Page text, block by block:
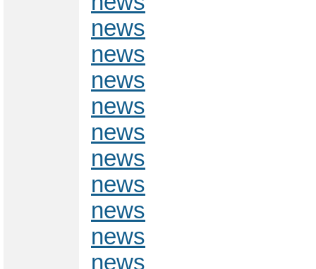
news
news
news
news
news
news
news
news
news
news